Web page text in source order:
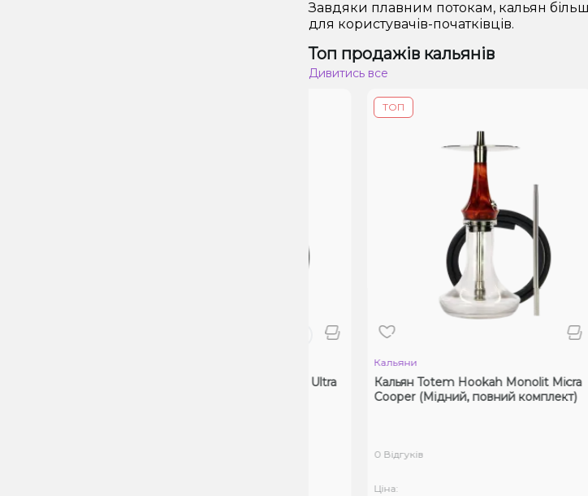
Завдяки плавним потокам, кальян
для користувачів-початківців.
Топ продажів кальянів
Дивитись все
Кальяни
Кальян Totem Hookah Monolit Micra
Cooper (Мідний, повний комплект)
0 Відгуків